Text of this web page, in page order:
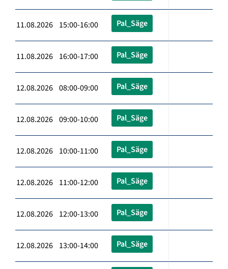
11.08.2026 15:00-16:00 Pal_Säge
11.08.2026 16:00-17:00 Pal_Säge
12.08.2026 08:00-09:00 Pal_Säge
12.08.2026 09:00-10:00 Pal_Säge
12.08.2026 10:00-11:00 Pal_Säge
12.08.2026 11:00-12:00 Pal_Säge
12.08.2026 12:00-13:00 Pal_Säge
12.08.2026 13:00-14:00 Pal_Säge